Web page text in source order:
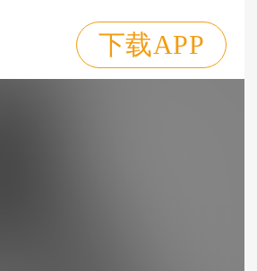
下载APP